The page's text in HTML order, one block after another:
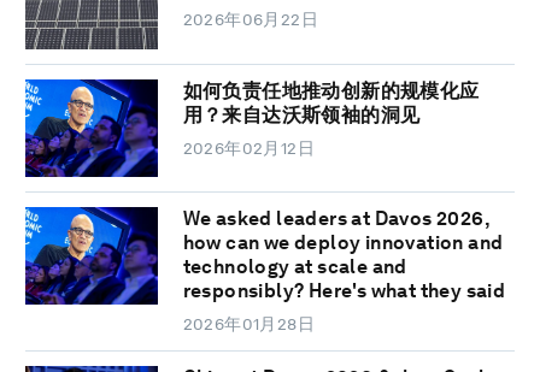
2026年06月22日
如何负责任地推动创新的规模化应
用？来自达沃斯领袖的洞见
2026年02月12日
We asked leaders at Davos 2026,
how can we deploy innovation and
technology at scale and
responsibly? Here's what they said
2026年01月28日